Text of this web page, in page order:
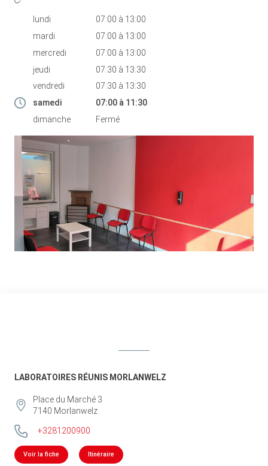
lundi 07:00 à 13:00
mardi
07:00 à 13:00
mercredi
07:00 à 13:00
jeudi
07:30 à 13:30
vendredi
07:30 à 13:30
samedi
07:00à 11:30
dimanche
Fermé
LABORATOIRES RÉUNIS MORLANWELZ
Place du Marché 3
7140 Morlanwelz
+3281200900
Voir la fiche Itinéraire